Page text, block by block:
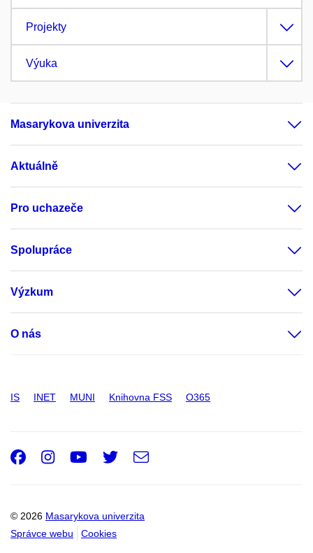
Projekty
Výuka
Masarykova univerzita
Aktuálně
Pro uchazeče
Spolupráce
Výzkum
O nás
IS INET MUNI Knihovna FSS O365
© 2026 Masarykova univerzita
Správce webu
Cookies
Facebook
Instagram
Youtube
Twitter
e-